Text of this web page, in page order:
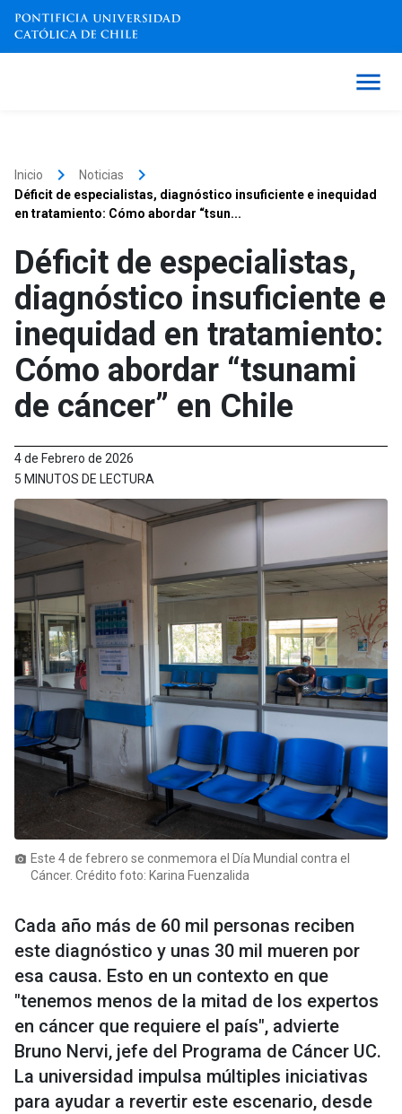
Inicio keyboard_arrow_right Noticias keyboard_arrow_right
Déficit de especialistas, diagnóstico insuficiente e inequidad
en tratamiento: Cómo abordar “tsun...
Déficit de especialistas,
diagnóstico insuficiente e
inequidad en tratamiento:
Cómo abordar “tsunami
de cáncer” en Chile
4 de Febrero de 2026
5 MINUTOS DE LECTURA
photo_camera Este 4 de febrero se conmemora el Día Mundial contra el
Cáncer. Crédito foto: Karina Fuenzalida
Cada año más de 60 mil personas reciben
este diagnóstico y unas 30 mil mueren por
esa causa. Esto en un contexto en que
"tenemos menos de la mitad de los expertos
en cáncer que requiere el país", advierte
Bruno Nervi, jefe del Programa de Cáncer UC.
La universidad impulsa múltiples iniciativas
para ayudar a revertir este escenario, desde